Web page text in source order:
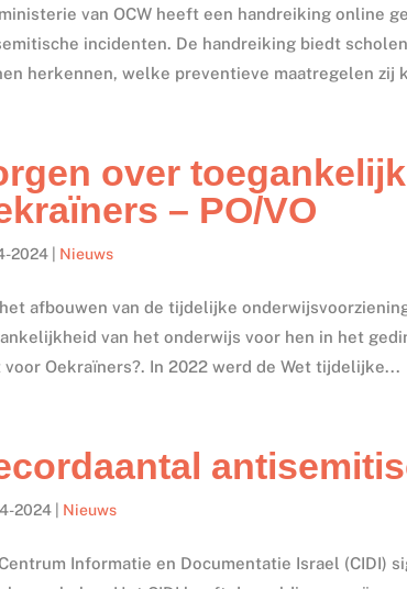
van OCW heeft een handreiking online
incidenten. De handreiking biedt
herkennen, welke preventieve maatregelen zij
over
– PO/VO
2024 Nieuws
afbouwen van de tijdelijke
van het onderwijs voor hen in het
voor Oekraïners?. In 2022 werd de Wet tijdelijke...
2024 Nieuws
Informatie en Documentatie Israel (CIDI)